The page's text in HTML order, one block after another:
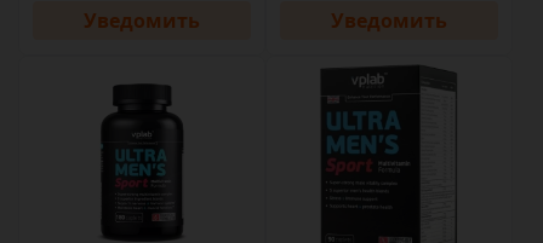
Уведомить Уведомить